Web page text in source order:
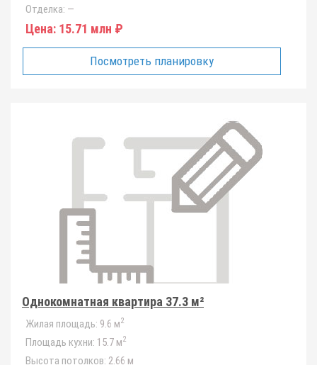
Отделка: —
Цена: 15.71 млн ₽
Посмотреть планировку
Однокомнатная квартира 37.3 м²
Жилая площадь: 9.6 м2
Площадь кухни: 15.7 м2
Высота потолков: 2.66 м